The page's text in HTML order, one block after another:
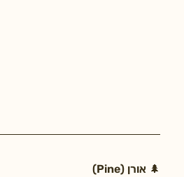
🌲 אורן (Pine)